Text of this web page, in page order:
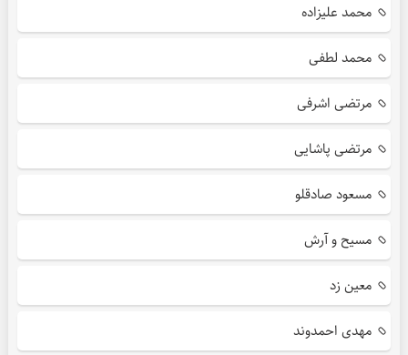
محمد علیزاده
محمد لطفی
مرتضی اشرفی
مرتضی پاشایی
مسعود صادقلو
مسیح و آرش
معین زد
مهدی احمدوند